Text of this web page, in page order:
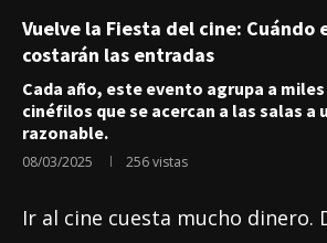
Vuelve la Fiesta del cine: Cuándo
costarán las entradas
Cada año, este evento agrupa a
cinéfilos que se acercan a las salas a
razonable.
08/03/2025 256vistas
Ir al cine cuesta mucho dinero.